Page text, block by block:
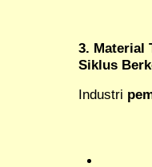
3. Material
Siklus
Industri